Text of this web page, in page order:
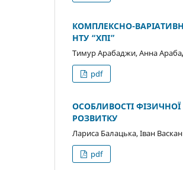
КОМПЛЕКСНО-
НТУ “ХПІ”
Тимур Арабаджи, Анна
pdf
ОСОБЛИВОСТІ
РОЗВИТКУ
Лариса Балацька, Іван Васкан
pdf